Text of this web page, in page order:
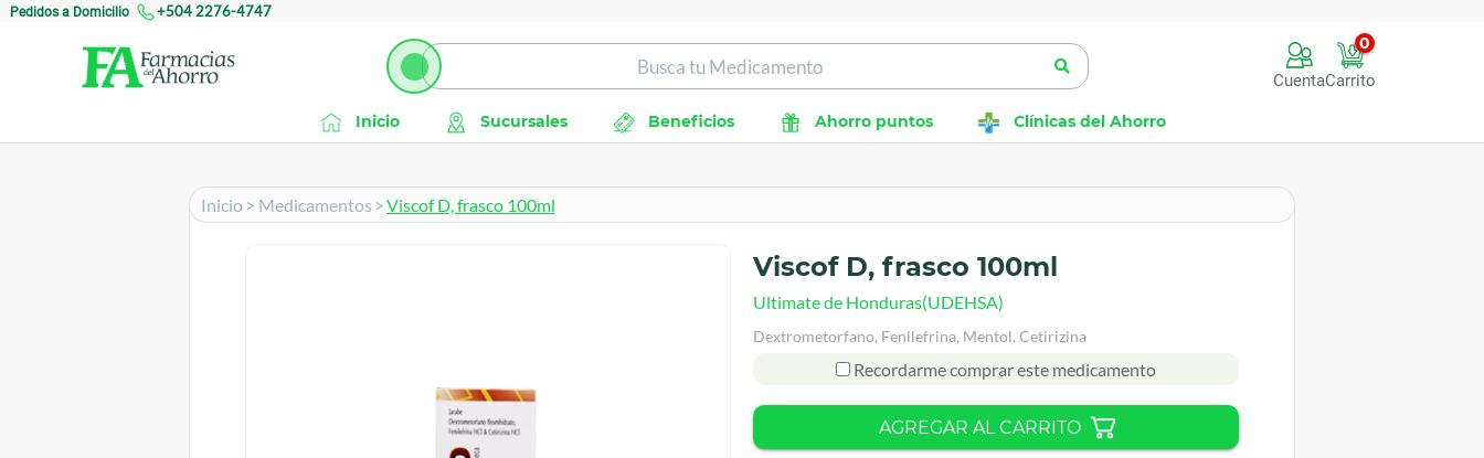
Pedidos a Domicilio +504 2276-4747
Cuenta
0
Carrito
Inicio Sucursales Beneficios Ahorro puntos Clínicas del Ahorro
Inicio > Medicamentos >Viscof D, frasco 100ml
Viscof D, frasco 100ml
Ultimate de Honduras(UDEHSA)
Dextrometorfano, Fenilefrina, Mentol, Cetirizina
Recordarme comprar este medicamento
AGREGAR AL CARRITO